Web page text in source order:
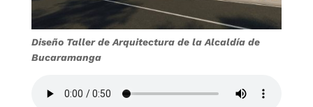
Diseño Taller de Arquitectura de la Alcaldía de
Bucaramanga